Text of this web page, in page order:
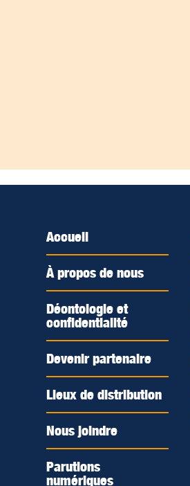
Accueil
À propos de nous
Déontologie et
confidentialité
Devenir partenaire
Lieux de distribution
Nous joindre
Parutions
numériques